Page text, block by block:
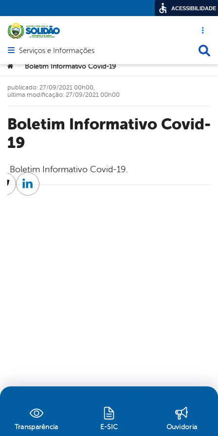
Acesso
Abrir menu principal de navegação
Serviços e Informações
Você está aqui:
> Boletim Informativo Covid-19
Boletim Informativo Covid-
19
publicado: 27/09/2021 00h00,
última modificação: 27/09/2021 00h00
Boletim Informativo Covid-19.
TwitterLinkedin
Transparência E-SIC Ouvidoria
ACESSIBILIDADE